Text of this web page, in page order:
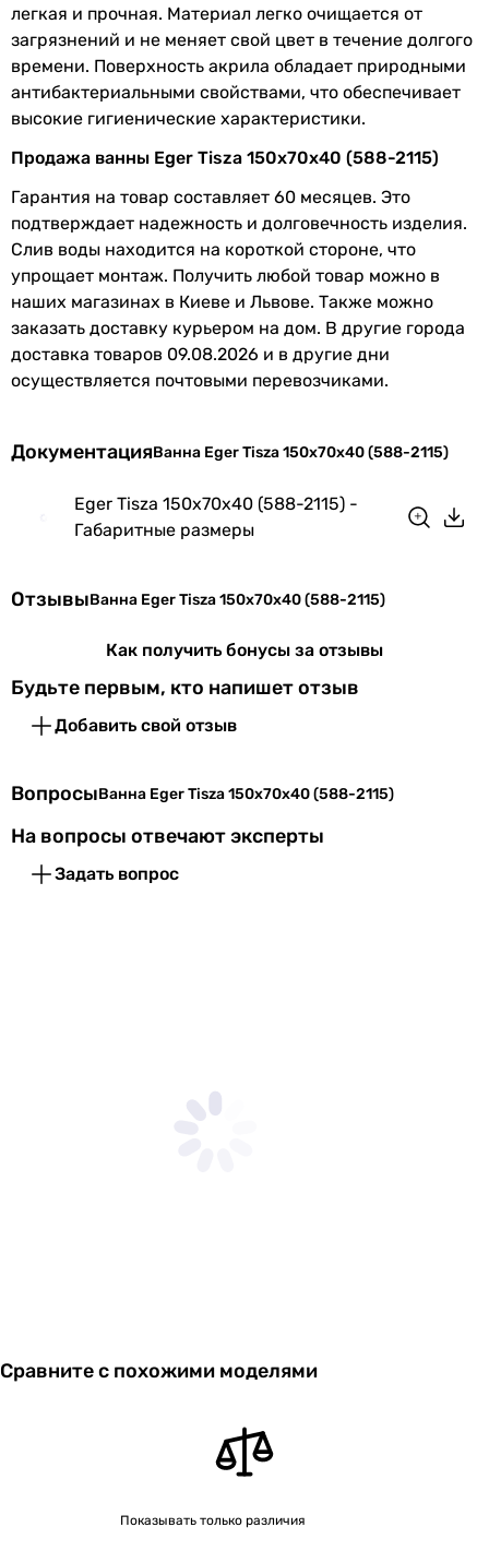
легкая и прочная. Материал легко очищается от
загрязнений и не меняет свой цвет в течение долгого
времени. Поверхность акрила обладает природными
антибактериальными свойствами, что обеспечивает
высокие гигиенические характеристики.
Продажа ванны Eger Tisza 150x70x40 (588-2115)
Гарантия на товар составляет 60 месяцев. Это
подтверждает надежность и долговечность изделия.
Слив воды находится на короткой стороне, что
упрощает монтаж. Получить любой товар можно в
наших магазинах в Киеве и Львове. Также можно
заказать доставку курьером на дом. В другие города
доставка товаров 09.08.2026 и в другие дни
осуществляется почтовыми перевозчиками.
ДокументацияВанна Eger Tisza 150x70x40 (588-2115)
Eger Tisza 150x70x40 (588-2115) -
Габаритные размеры
ОтзывыВанна Eger Tisza 150x70x40 (588-2115)
Как получить бонусы за отзывы
Будьте первым, кто напишет отзыв
Добавить свой отзыв
ВопросыВанна Eger Tisza 150x70x40 (588-2115)
На вопросы отвечают эксперты
Задать вопрос
Сравните с похожими моделями
Показывать только различия